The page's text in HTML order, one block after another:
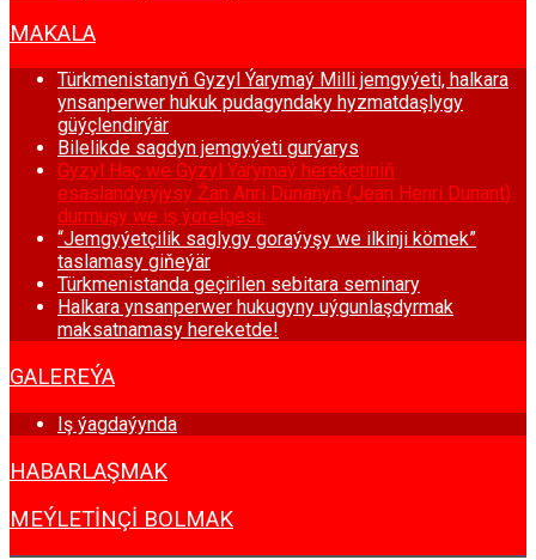
MAKALA
Türkmenistanyň Gyzyl Ýarymaý Milli jemgyýeti, halkara
ynsanperwer hukuk pudagyndaky hyzmatdaşlygy
güýçlendirýär
Bilelikde sagdyn jemgyýeti gurýarys
Gyzyl Haç we Gyzyl Ýarymaý hereketiniň
esaslandyryjysy Žan Anri Dünanyň (Jean Henri Dunant)
durmuşy we iş ýörelgesi.
“Jemgyýetçilik saglygy goraýyşy we ilkinji kömek”
taslamasy giňeýär
Türkmenistanda geçirilen sebitara seminary
Halkara ynsanperwer hukugyny uýgunlaşdyrmak
maksatnamasy hereketde!
GALEREÝA
Iş ýagdaýynda
HABARLAŞMAK
MEÝLETINÇI BOLMAK